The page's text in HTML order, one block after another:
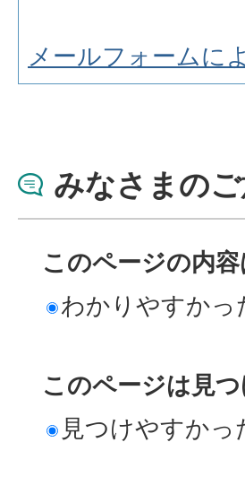
メールフォームに
みなさまの
このページの内
わかりやすかっ
このページは見
見つけやすかっ